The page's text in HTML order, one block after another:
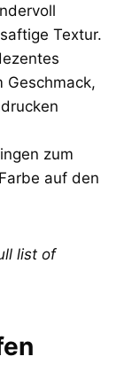
Textur.
Geschmack,
zum
auf den
list of